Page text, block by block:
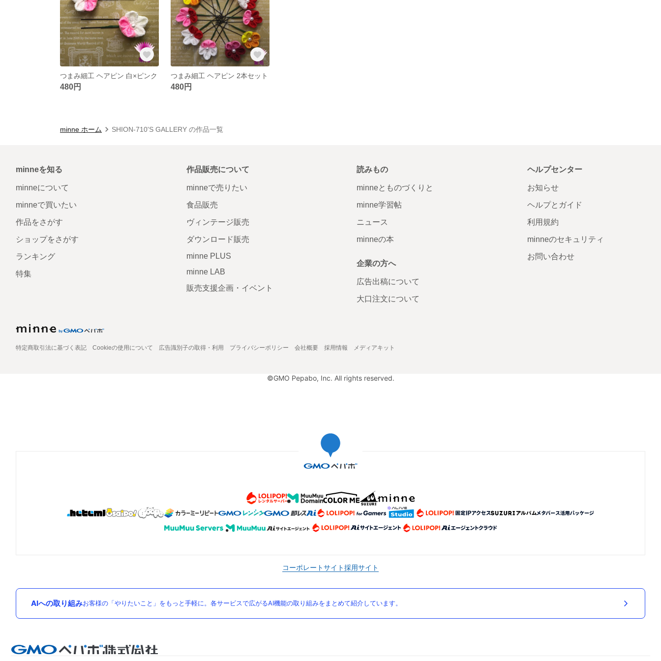
つまみ細工 ヘアピン 白×ピンク
480円
つまみ細工 ヘアピン 2本セット
480円
minne ホーム SHION-710'S GALLERY の作品一覧
minneを知る
minneについて
minneで買いたい
作品をさがす
ショップをさがす
ランキング
特集
作品販売について
minneで売りたい
食品販売
ヴィンテージ販売
ダウンロード販売
minne PLUS
minne LAB
販売支援企画・イベント
読みもの
minneとものづくりと
minne学習帖
ニュース
minneの本
企業の方へ
広告出稿について
大口注文について
ヘルプセンター
お知らせ
ヘルプとガイド
利用規約
minneのセキュリティ
お問い合わせ
特定商取引法に基づく表記 Cookieの使用について 広告識別子の取得・利用 プライバシーポリシー 会社概要 採用情報 メディアキット
©GMO Pepabo, Inc. All rights reserved.
コーポレートサイト採用サイト
AIへの取り組みお客様の「やりたいこと」をもっと手軽に。各サービスで広がるAI機能の取り組みをまとめて紹介しています。